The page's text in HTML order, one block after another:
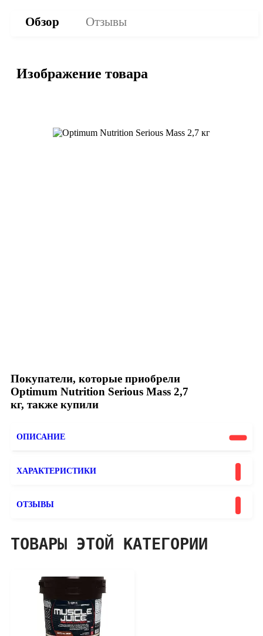
Обзор Отзывы
Изображение товара
Покупатели, которые приобрели
Optimum Nutrition Serious Mass 2,7
кг, также купили
ОПИСАНИЕ
ХАРАКТЕРИСТИКИ
ОТЗЫВЫ
ТОВАРЫ ЭТОЙ КАТЕГОРИИ